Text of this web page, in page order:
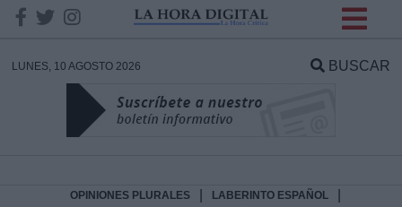
LUNES, 10 AGOSTO 2026 BUSCAR
OPINIONES PLURALES LABERINTO ESPAÑOL
DATOS
Responsable: